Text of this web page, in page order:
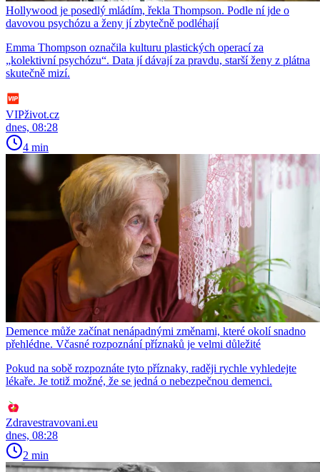
Hollywood je posedlý mládím, řekla Thompson. Podle ní jde o
davovou psychózu a ženy jí zbytečně podléhají
Emma Thompson označila kulturu plastických operací za
„kolektivní psychózu“. Data jí dávají za pravdu, starší ženy z plátna
skutečně mizí.
VIPživot.cz
dnes, 08:28
4 min
Demence může začínat nenápadnými změnami, které okolí snadno
přehlédne. Včasné rozpoznání příznaků je velmi důležité
Pokud na sobě rozpoznáte tyto příznaky, raději rychle vyhledejte
lékaře. Je totiž možné, že se jedná o nebezpečnou demenci.
Zdravestravovani.eu
dnes, 08:28
2 min